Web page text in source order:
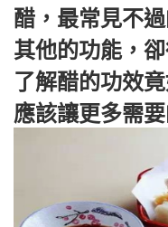
醋，最常見不
其他的功能，
了解醋的功效
應該讓更多需